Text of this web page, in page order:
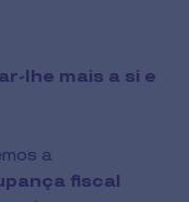
lhe mais a si e
a
fiscal